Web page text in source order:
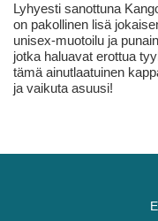
Lyhyesti sanottuna
on pakollinen lisä
unisex-muotoilu ja
jotka haluavat erottua
tämä ainutlaatuinen
ja vaikuta asuusi!